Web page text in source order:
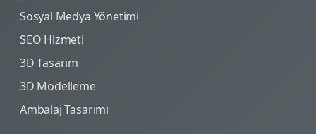
Sosyal Medya Yönetimi
SEO Hizmeti
3D Tasarım
3D Modelleme
Ambalaj Tasarımı